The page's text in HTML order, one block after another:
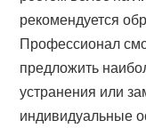
рекомендуется
Профессионал
предложить
устранения или
индивидуальные